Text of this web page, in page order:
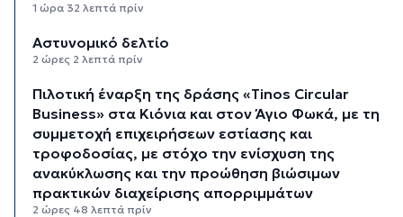
1 ώρα 32 λεπτά πρίν
Αστυνομικό δελτίο
2 ώρες 2 λεπτά πρίν
Πιλοτική έναρξη της δράσης «Tinos Circular
Business» στα Κιόνια και στον Άγιο Φωκά, με τη
συμμετοχή επιχειρήσεων εστίασης και
τροφοδοσίας, με στόχο την ενίσχυση της
ανακύκλωσης και την προώθηση βιώσιμων
πρακτικών διαχείρισης απορριμμάτων
2 ώρες 48 λεπτά πρίν